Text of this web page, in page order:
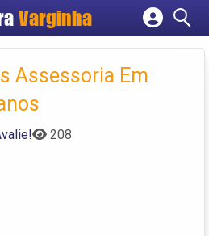
Varginha
Cadastrar empresa
Criar conta
Assessoria Em
208